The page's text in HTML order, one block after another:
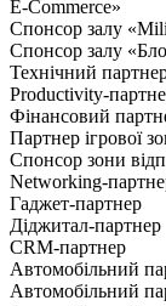
E-Commerce»
Спонсор залу
Спонсор залу
Технічний
Productivity-
Фінансовий
Партнер ігрової
Спонсор зони
Networking-
Гаджет-партнер
Діджитал-партнер
CRM-партнер
Автомобільний
Автомобільний